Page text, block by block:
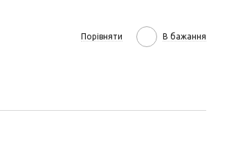
Порівняти В бажання